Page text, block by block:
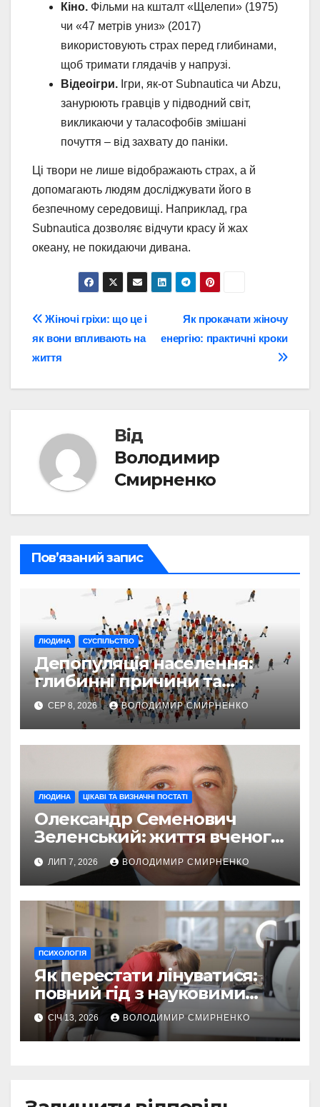
Кіно. Фільми на кшталт «Щелепи» (1975)
чи «47 метрів униз» (2017)
використовують страх перед глибинами,
щоб тримати глядачів у напрузі.
Відеоігри. Ігри, як-от Subnautica чи Abzu,
занурюють гравців у підводний світ,
викликаючи у таласофобів змішані
почуття – від захвату до паніки.
Ці твори не лише відображають страх, а й
допомагають людям досліджувати його в
безпечному середовищі. Наприклад, гра
Subnautica дозволяє відчути красу й жах
океану, не покидаючи дивана.
Навігація
записів
Як прокачати жіночу
енергію: практичні кроки
Жіночі гріхи: що це і
як вони впливають на
життя
Від
Володимир
Смирненко
Пов’язаний запис
ЛЮДИНА СУСПІЛЬСТВО
Депопуляція населення:
глибинні причини та
сучасні виклики
СЕР 8, 2026 ВОЛОДИМИР СМИРНЕНКО
ЛЮДИНА ЦІКАВІ ТА ВИЗНАЧНІ ПОСТАТІ
Олександр Семенович
Зеленський: життя вченого,
що сформувало характер
лідера
ЛИП 7, 2026 ВОЛОДИМИР СМИРНЕНКО
ПСИХОЛОГІЯ
Як перестати лінуватися:
повний гід з науковими
трюками та реальними
кроками
СІЧ 13, 2026 ВОЛОДИМИР СМИРНЕНКО